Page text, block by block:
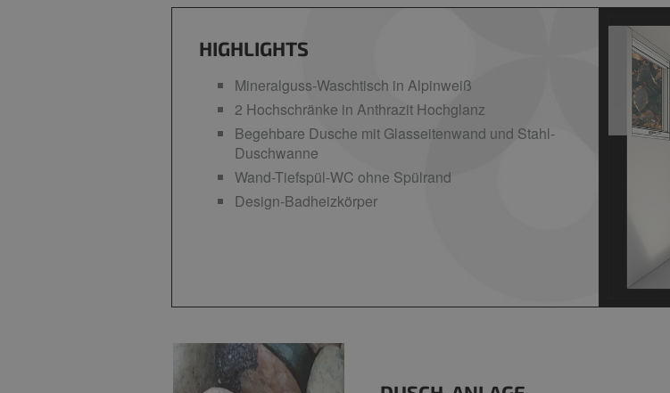
HIGHLIGHTS
Mineralguss-Waschtisch in Alpinweiß
2 Hochschränke in Anthrazit Hochglanz
Begehbare Dusche mit Glasseitenwand und Stahl-
Duschwanne
Wand-Tiefspül-WC ohne Spülrand
Design-Badheizkörper